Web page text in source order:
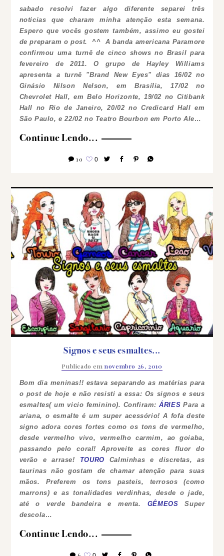
sabado resolvi fazer algo diferente separei três
noticias que charam minha atenção esta semana.
Espero que vocês gostem também, assimo eu gostei
de preparam o post. ^^
A banda americana Paramore
confirmou uma turnê de cinco shows no Brasil para
fevereiro de 2011. O grupo de Hayley Williams
apresenta a turnê "Brand New Eyes" dias 16/02 no
Ginásio Nilson Nelson, em Brasília, 17/02 no
Chevrolet Hall, em Belo Horizonte, 19/02 no Citibank
Hall no Rio de Janeiro, 20/02 no Credicard Hall em
São Paulo, e 22/02 no Teatro Bourbon em Porto Ale…
Continue Lendo...
10 0
Signos e seus esmaltes...
Publicado emnovembro 26, 2010
Bom dia meninas!! estava separando as matérias para
o post de hoje e não resisti a essa: Os signos e seus
esmaltes( um vicio feminino). Confiram: ÁRIES Para a
ariana, o esmalte é um super acessório! A fofa deste
signo adora cores fortes como os tons de vermelho,
desde vermelho vivo, vermelho carmim, ao goiaba,
passando pelo coral! Aproveite as cores fluor do
verão e arrase! TOURO Calminhas e discretas, as
taurinas não gostam de chamar atenção para suas
mãos. Preferem os tons pasteis, terrosos (como
marrons) e as tonalidades verdinhas, desde o jade,
até o verde bandeira e menta. GÊMEOS Super
descola…
Continue Lendo...